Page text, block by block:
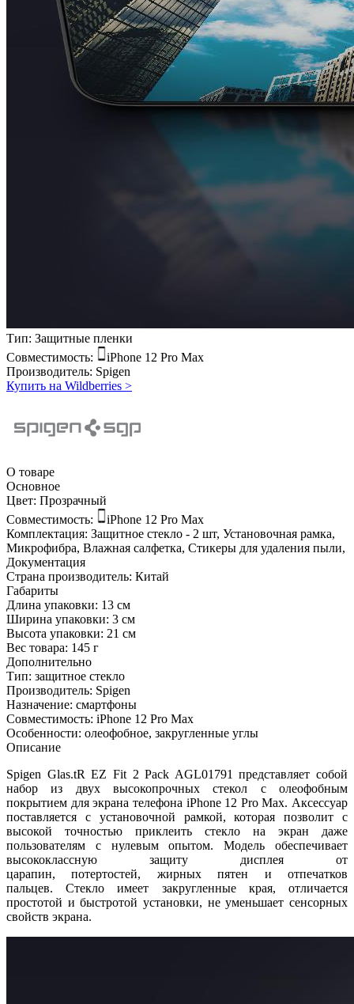
Тип: Защитные пленки
Совместимость:
iPhone 12 Pro Max
Производитель: Spigen
Купить на Wildberries >
О товаре
Основное
Цвет: Прозрачный
Совместимость:
iPhone 12 Pro Max
Комплектация: Защитное стекло - 2 шт, Установочная рамка,
Микрофибра, Влажная салфетка, Стикеры для удаления пыли,
Документация
Страна производитель: Китай
Габариты
Длина упаковки: 13 см
Ширина упаковки: 3 см
Высота упаковки: 21 см
Вес товара: 145 г
Дополнительно
Тип: защитное стекло
Производитель: Spigen
Назначение: смартфоны
Совместимость: iPhone 12 Pro Max
Особенности: олеофобное, закругленные углы
Описание
Spigen Glas.tR EZ Fit 2 Pack AGL01791 представляет собой
набор из двух высокопрочных стекол с олеофобным
покрытием для экрана телефона iPhone 12 Pro Max. Аксессуар
поставляется с установочной рамкой, которая позволит с
высокой точностью приклеить стекло на экран даже
пользователям с нулевым опытом. Модель обеспечивает
высококлассную защиту дисплея от
царапин, потертостей, жирных пятен и отпечатков
пальцев. Стекло имеет закругленные края, отличается
простотой и быстротой установки, не уменьшает сенсорных
свойств экрана.